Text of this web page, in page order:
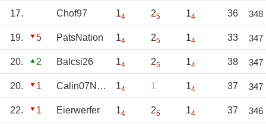
17. Chof97 14 25 14 36 348
19. 5 PatsNation 14 25 14 33 347
20. 2 Balcsi26 14 25 14 38 347
20. 1 Calin07NYG 14 1 14 37 347
22. 1 Eierwerfer 14 25 14 37 346